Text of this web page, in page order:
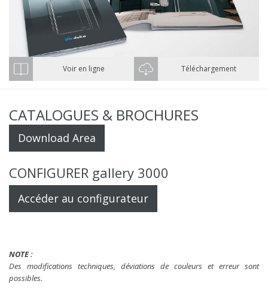
Voir en ligne Téléchargement
CATALOGUES & BROCHURES
Download Area
CONFIGURER gallery 3000
Accéder au configurateur
NOTE :
Des modifications techniques, déviations de couleurs et erreur sont
possibles.